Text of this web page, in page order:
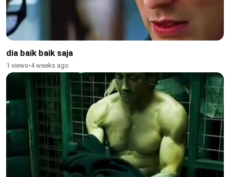
dia baik baik saja
1 views•4 weeks ago